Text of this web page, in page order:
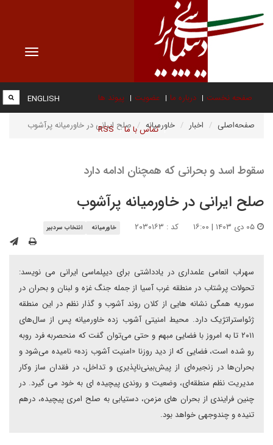
Toggle
صفحه نخست درباره ما عضویت پیوند ها
تماس با ما RSS
ENGLISH
صفحه‌اصلی اخبار خاورمیانه صلح ایرانی در خاورمیانه پرآشوب
سقوط اسد و بحرانی که همچنان ادامه دارد
صلح ایرانی در خاورمیانه پرآشوب
کد : ۲۰۳۰۱۶۳ خاورمیانه انتخاب سردبیر
سهراب انعامی علمداری در یادداشتی برای دیپلماسی ایرانی می نویسد:
تحولات پرشتاب در منطقه غرب آسیا از جمله جنگ غزه و لبنان و بحران در
سوریه همگی نشانه هایی از کلان روند آشوب و گذار نظم در این منطقه
ژئواستراتژیک دارد. محیط امنیتی آشوب زده خاورمیانه پس از سال‌های
۲۰۱۱ تا به امروز با فضایی مبهم و حتی می‌توان گفت که منحصربه فرد روبه
رو شده است، فضایی که از دید روزنا «امنیت آشوب زده» نامیده می‌شود و
بحران‌ها در زنجیره‌‌ای از پیش‌بینی‌ناپذیری و تداخل، در فقدان ساز وکار
مدیریت نظم منطقه‌ای، وضعیت و روندی پیچیده ای به خود می گیرد. در
چنین فرایندی از بحران های مزمن، دستیابی به صلح امری پیچیده، درهم
تنیده و چندوجهی خواهد بود.